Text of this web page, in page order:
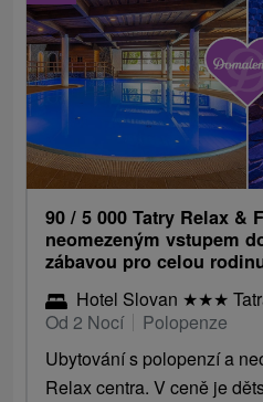
90 / 5 000 Tatry Relax &
neomezeným vstupem
zábavou pro celou
Hotel Slovan ★★★
Od 2 Nocí
Polopenze
Ubytování s polopenzí a
Relax centra. V ceně je